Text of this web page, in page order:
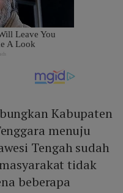
Kabupaten
menuju
Tengah sudah
tidak
beberapa